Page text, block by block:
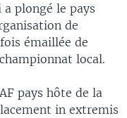
plongé le pays
de
émaillée de
local.
pays hôte de la
in extremis